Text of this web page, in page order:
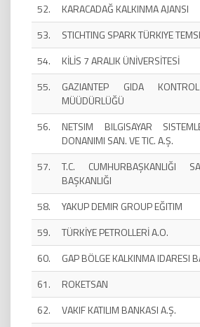
52.
KARACADAĞ KALKINMA AJANSI
53.
STICHTING SPARK TÜRKIYE
54.
KİLİS 7 ARALIK ÜNİVERSİTESİ
55.
GAZIANTEP GIDA
MÜÜDÜRLÜĞÜ
56.
NETSIM BILGISAYAR
DONANIMI SAN. VE TIC. A.Ş.
57.
T.C. CUMHURBAŞKANLIĞI
BAŞKANLIĞI
58.
YAKUP DEMIR GROUP EĞITIM
59.
TÜRKİYE PETROLLERİ A.O.
60.
GAP BÖLGE KALKINMA IDARESI
61.
ROKETSAN
62.
VAKIF KATILIM BANKASI A.Ş.